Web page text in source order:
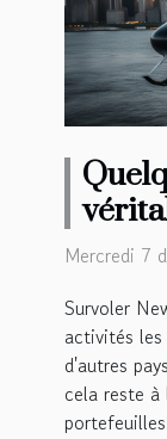
votre
Mercredi 7
Survoler
activités les
d'autres
cela reste